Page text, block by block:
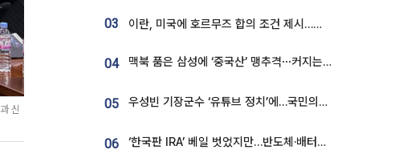
신
03 이란, 미국에 호르무즈 합의 조건 제시…美 “경기 아직 안 끝나” [종합]
04 맥북 품은 삼성에 ‘중국산’ 맹추격⋯커지는 노트북 OLED 시장
05 우성빈 기장군수 ‘유튜브 정치’에…국민의힘 군의원들 집단 반발
06 ‘한국판 IRA’ 베일 벗었지만…반도체·배터리 업계 “시행령이 관건”